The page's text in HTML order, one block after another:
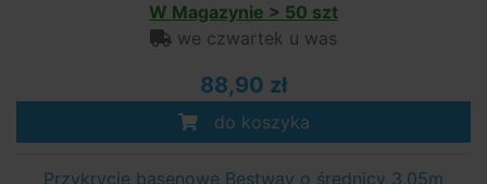
W Magazynie > 50 szt
we czwartek u was
88,90 zł
do koszyka
Przykrycie basenowe Bestway o średnicy 3,05m